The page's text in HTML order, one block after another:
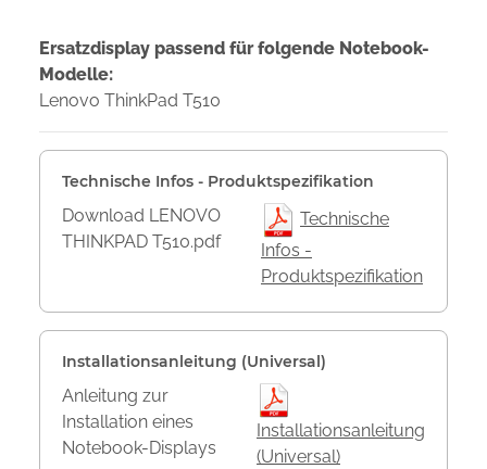
Ersatzdisplay passend für folgende Notebook-
Modelle:
Lenovo ThinkPad T510
Technische Infos - Produktspezifikation
Download LENOVO
THINKPAD T510.pdf
Technische
Infos -
Produktspezifikation
Installationsanleitung (Universal)
Anleitung zur
Installation eines
Notebook-Displays
Installationsanleitung
(Universal)